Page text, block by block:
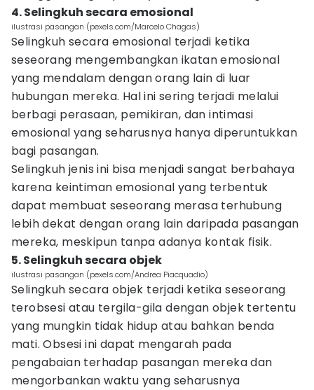
4. Selingkuh secara emosional
ilustrasi pasangan (pexels.com/Marcelo Chagas)
Selingkuh secara emosional terjadi ketika
seseorang mengembangkan ikatan emosional
yang mendalam dengan orang lain di luar
hubungan mereka. Hal ini sering terjadi melalui
berbagi perasaan, pemikiran, dan intimasi
emosional yang seharusnya hanya diperuntukkan
bagi pasangan.
Selingkuh jenis ini bisa menjadi sangat berbahaya
karena keintiman emosional yang terbentuk
dapat membuat seseorang merasa terhubung
lebih dekat dengan orang lain daripada pasangan
mereka, meskipun tanpa adanya kontak fisik.
5. Selingkuh secara objek
ilustrasi pasangan (pexels.com/Andrea Piacquadio)
Selingkuh secara objek terjadi ketika seseorang
terobsesi atau tergila-gila dengan objek tertentu
yang mungkin tidak hidup atau bahkan benda
mati. Obsesi ini dapat mengarah pada
pengabaian terhadap pasangan mereka dan
mengorbankan waktu yang seharusnya